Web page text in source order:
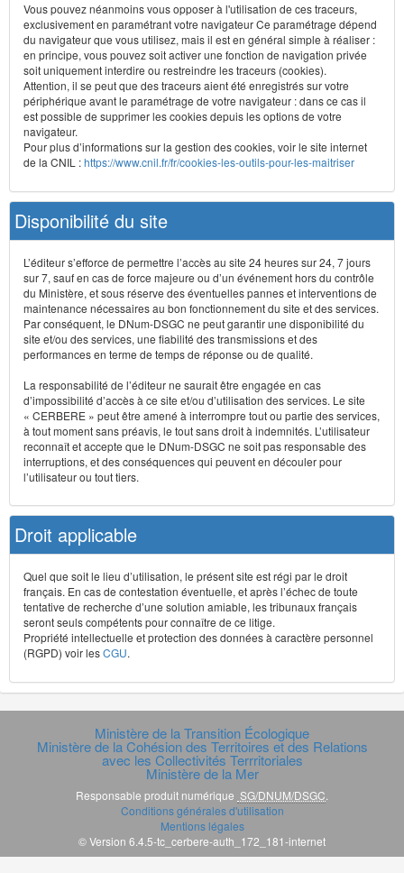
Vous pouvez néanmoins vous opposer à l'utilisation de ces traceurs,
exclusivement en paramétrant votre navigateur Ce paramétrage dépend
du navigateur que vous utilisez, mais il est en général simple à réaliser :
en principe, vous pouvez soit activer une fonction de navigation privée
soit uniquement interdire ou restreindre les traceurs (cookies).
Attention, il se peut que des traceurs aient été enregistrés sur votre
périphérique avant le paramétrage de votre navigateur : dans ce cas il
est possible de supprimer les cookies depuis les options de votre
navigateur.
Pour plus d’informations sur la gestion des cookies, voir le site internet
de la CNIL :https://www.cnil.fr/fr/cookies-les-outils-pour-les-maitriser
Disponibilité du site
L’éditeur s’efforce de permettre l’accès au site 24 heures sur 24, 7 jours
sur 7, sauf en cas de force majeure ou d’un événement hors du contrôle
du Ministère, et sous réserve des éventuelles pannes et interventions de
maintenance nécessaires au bon fonctionnement du site et des services.
Par conséquent, le DNum-DSGC ne peut garantir une disponibilité du
site et/ou des services, une fiabilité des transmissions et des
performances en terme de temps de réponse ou de qualité.
La responsabilité de l’éditeur ne saurait être engagée en cas
d’impossibilité d’accès à ce site et/ou d’utilisation des services. Le site
« CERBERE » peut être amené à interrompre tout ou partie des services,
à tout moment sans préavis, le tout sans droit à indemnités. L’utilisateur
reconnaît et accepte que le DNum-DSGC ne soit pas responsable des
interruptions, et des conséquences qui peuvent en découler pour
l’utilisateur ou tout tiers.
Droit applicable
Quel que soit le lieu d’utilisation, le présent site est régi par le droit
français. En cas de contestation éventuelle, et après l’échec de toute
tentative de recherche d’une solution amiable, les tribunaux français
seront seuls compétents pour connaître de ce litige.
Propriété intellectuelle et protection des données à caractère personnel
(RGPD) voir lesCGU.
Ministère de la Transition Écologique
Ministère de la Cohésion des Territoires et des Relations
avec les Collectivités Terrritoriales
Ministère de la Mer
Responsable produit numérique SG/DNUM/DSGC
Conditions générales d'utilisation
Mentions légales
© Version 6.4.5-tc_cerbere-auth_172_181-internet